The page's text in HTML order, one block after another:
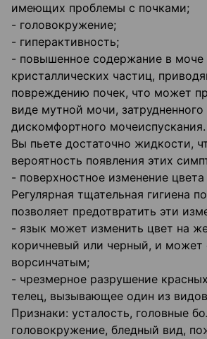
имеющих проблемы с почками;
- головокружение;
- гиперактивность;
- повышенное содержание в моче
кристаллических частиц,
повреждению почек, что может
виде мутной мочи, затрудненного
дискомфортного
Вы пьете достаточно жидкости,
вероятность появления этих
- поверхностное изменение цвета
Регулярная тщательная гигиена
позволяет предотвратить эти
- язык может изменить цвет на
коричневый или черный, и может
ворсинчатым;
- чрезмерное разрушение
телец, вызывающее один из
Признаки: усталость, головные
головокружение, бледный вид,